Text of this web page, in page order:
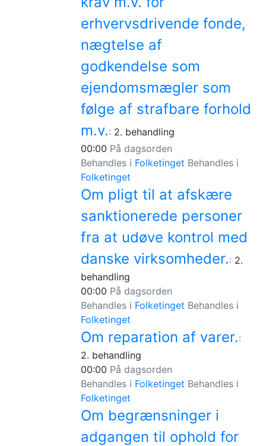
erhvervsdrivende fonde,
nægtelse af
godkendelse som
ejendomsmægler som
følge af strafbare forhold
m.v.: 2. behandling
00:00 På dagsorden
Behandles i Folketinget Behandles i
Folketinget
Om pligt til at afskære
sanktionerede personer
fra at udøve kontrol med
danske virksomheder.: 2.
behandling
00:00 På dagsorden
Behandles i Folketinget Behandles i
Folketinget
Om reparation af varer.:
2. behandling
00:00 På dagsorden
Behandles i Folketinget Behandles i
Folketinget
Om begrænsninger i
adgangen til ophold for